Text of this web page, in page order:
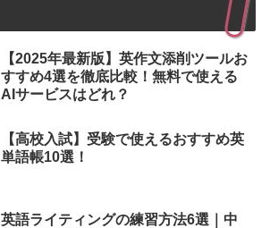
【2025年最新版】英作文添削ツールお
すすめ4選を徹底比較！無料で使える
AIサービスはどれ？
【高校入試】受験で使えるおすすめ英
単語帳10選！
英語ライティングの練習方法6選｜中